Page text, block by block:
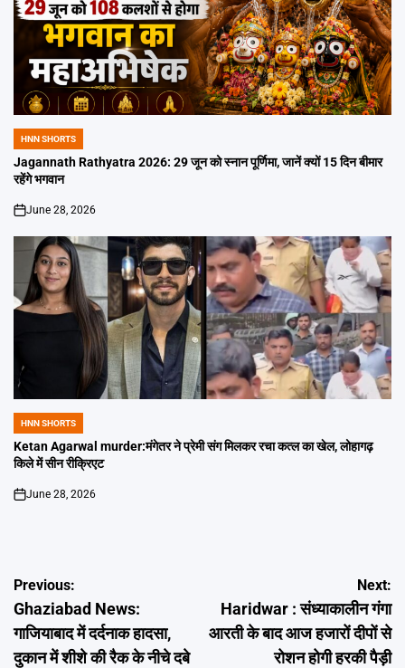
POSTED
IN
HNN SHORTS
Jagannath Rathyatra 2026: 29 जून को स्नान पूर्णिमा, जानें क्यों 15 दिन बीमार
रहेंगे भगवान
on
June 28, 2026
POSTED
IN
HNN SHORTS
Ketan Agarwal murder:मंगेतर ने प्रेमी संग मिलकर रचा कत्ल का खेल, लोहागढ़
किले में सीन रीक्रिएट
on
June 28, 2026
Post
navigation
Previous:
Ghaziabad News:
गाजियाबाद में दर्दनाक हादसा,
दुकान में शीशे की रैक के नीचे दबे
Next:
Haridwar : संध्याकालीन गंगा
आरती के बाद आज हजारों दीपों से
रोशन होगी हरकी पैड़ी